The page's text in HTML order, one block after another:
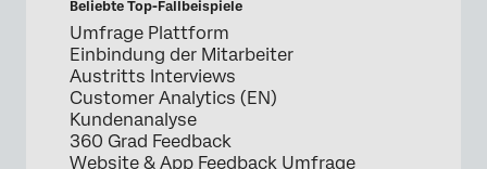
Beliebte Top-Fallbeispiele
Umfrage Plattform
Einbindung der Mitarbeiter
Austritts Interviews
Customer Analytics (EN)
Kundenanalyse
360 Grad Feedback
Website & App Feedback Umfrage